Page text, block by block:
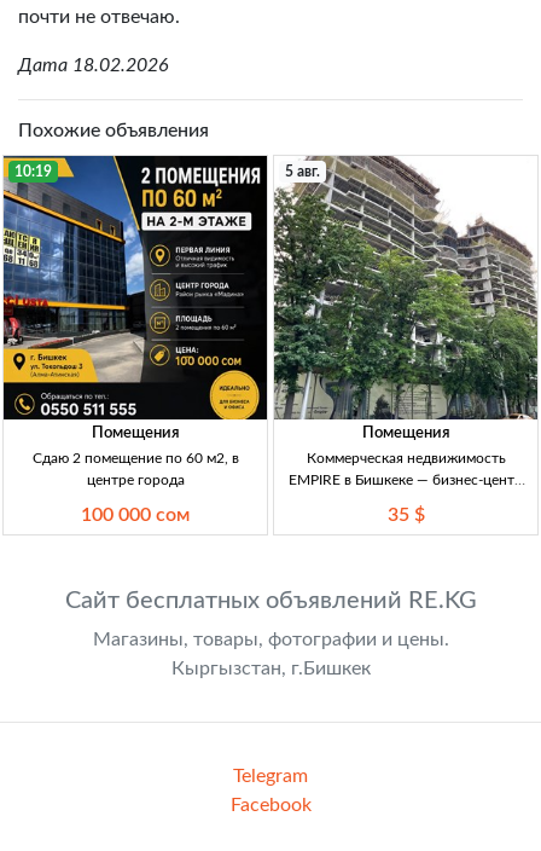
почти не отвечаю.
Дата 18.02.2026
Похожие объявления
10:19
Помещения
Сдаю 2 помещение по 60 м2, в
центре города
100 000 сом
5 авг.
Помещения
Коммерческая недвижимость
EMPIRE в Бишкеке — бизнес-центр
помещения в БЦ кл. А и ТЦ, Бишкек,
35 $
Сайт бесплатных объявлений RE.KG
Магазины, товары, фотографии и цены.
Кыргызстан, г.Бишкек
Telegram
Facebook